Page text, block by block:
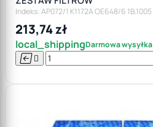
Indeks: AP072/1 K1172A OE648/6 1B.1005
213,74 zł
local_shippingDarmowa wysyłka
 